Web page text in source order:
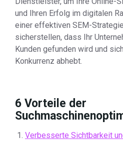
und Ihren Erfolg im digitalen
einer effektiven SEM-
sicherstellen, dass Ihr
Kunden gefunden wird und
Konkurrenz abhebt.
6 Vorteile der
Verbesserte Sichtbarkeit